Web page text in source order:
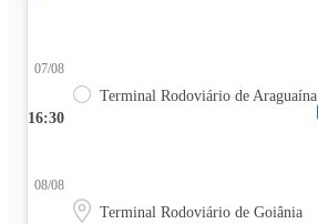
16:30
07/08
Terminal Rodoviário de Araguaína
08/08
Terminal Rodoviário de Goiânia